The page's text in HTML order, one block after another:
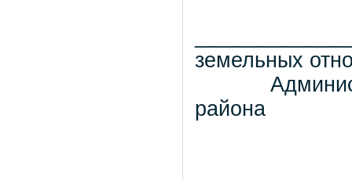
земельных
района